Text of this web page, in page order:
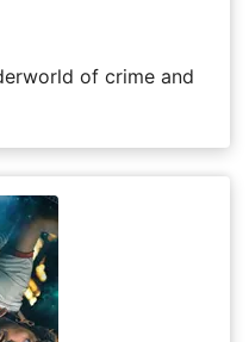
of crime and